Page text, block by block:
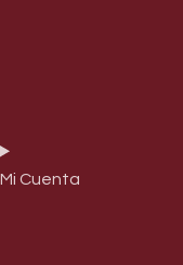
Mi Cuenta